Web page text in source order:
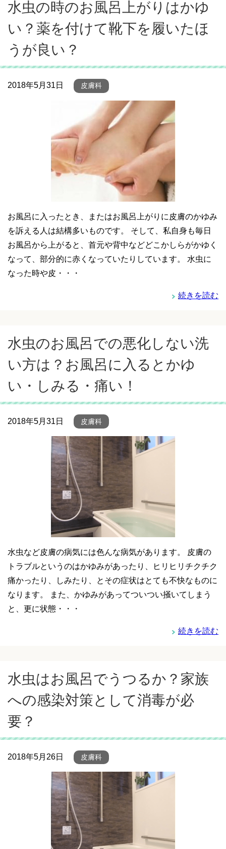
水虫の時のお風呂上がりはかゆ
い？薬を付けて靴下を履いたほ
うが良い？
2018年5月31日 皮膚科
お風呂に入ったとき、またはお風呂上がりに皮膚のかゆみ
を訴える人は結構多いものです。 そして、私自身も毎日
お風呂から上がると、首元や背中などどこかしらがかゆく
なって、部分的に赤くなっていたりしています。 水虫に
なった時や皮・・・
続きを読む
水虫のお風呂での悪化しない洗
い方は？お風呂に入るとかゆ
い・しみる・痛い！
2018年5月31日 皮膚科
水虫など皮膚の病気には色んな病気があります。 皮膚の
トラブルというのはかゆみがあったり、ヒリヒリチクチク
痛かったり、しみたり、とその症状はとても不快なものに
なります。 また、かゆみがあってついつい掻いてしまう
と、更に状態・・・
続きを読む
水虫はお風呂でうつるか？家族
への感染対策として消毒が必
要？
2018年5月26日 皮膚科